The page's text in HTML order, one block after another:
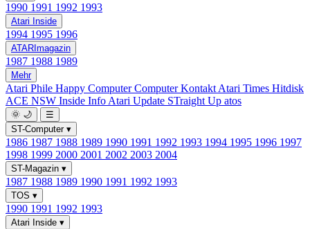
1990 1991 1992 1993
Atari Inside
1994 1995 1996
ATARImagazin
1987 1988 1989
Mehr
Atari Phile Happy ComputerComputer Kontakt Atari Times Hitdisk
ACE NSW Inside Info Atari Update STraight Up atos
🌞 🌙
☰
ST-Computer ▾
1986 1987 1988 1989 1990 1991 1992 1993 1994 1995 1996 1997
1998 1999 2000 2001 2002 2003 2004
ST-Magazin ▾
1987 1988 1989 1990 1991 1992 1993
TOS ▾
1990 1991 1992 1993
Atari Inside ▾